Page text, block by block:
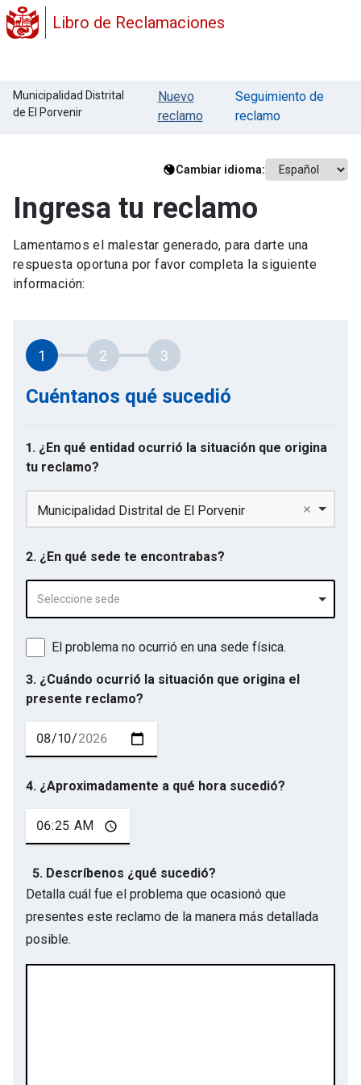
Libro de Reclamaciones
Municipalidad Distrital
de El Porvenir
Nuevo
reclamo
Seguimiento de
reclamo
Cambiar idioma:
Ingresa tu reclamo
Lamentamos el malestar generado, para darte una
respuesta oportuna por favor completa la siguiente
información:
1 2 3
Cuéntanos qué sucedió
1. ¿En qué entidad ocurrió la situación que origina
tu reclamo?
Municipalidad Distrital de El Porvenir
2. ¿En qué sede te encontrabas?
Seleccione sede
El problema no ocurrió en una sede física.
3. ¿Cuándo ocurrió la situación que origina el
presente reclamo?
4. ¿Aproximadamente a qué hora sucedió?
5. Descríbenos ¿qué sucedió?
Detalla cuál fue el problema que ocasionó que
presentes este reclamo de la manera más detallada
posible.